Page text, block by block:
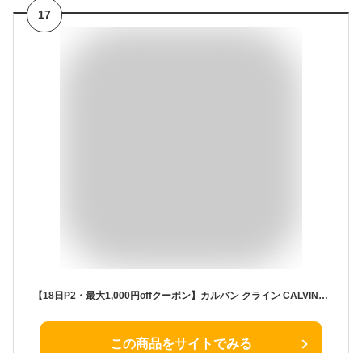
17
【18日P2・最大1,000円offクーポン】カルバン クライン CALVIN KLEIN シーケービー EDT SP 200ml【当日発送_お休み中】【香水 メンズ】【人気 ブランド ギフト 誕生日 プレゼント】
この商品をサイトでみる